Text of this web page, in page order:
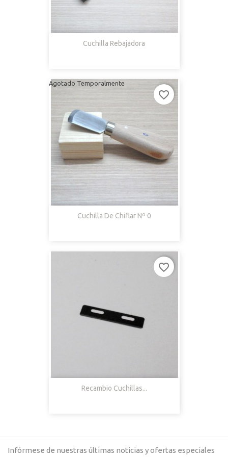
Cuchilla Rebajadora
Cuchilla De Chiflar Nº 0
Agotado Temporalmente
favorite_border
Recambio Cuchillas...
favorite_border
Infórmese de nuestras últimas noticias y ofertas especiales